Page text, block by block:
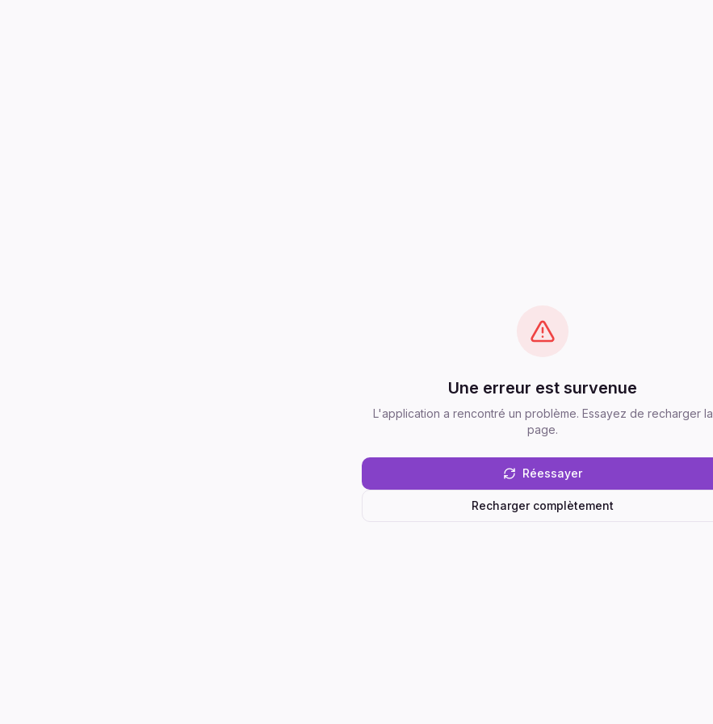
Une erreur est survenue
L'application a rencontré un problème. Essayez de recharger la
page.
Réessayer
Recharger complètement